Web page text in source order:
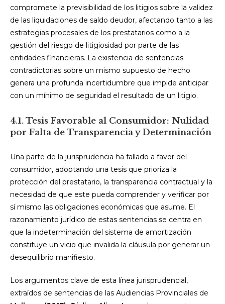
compromete la previsibilidad de los litigios sobre la validez
de las liquidaciones de saldo deudor, afectando tanto a las
estrategias procesales de los prestatarios como a la
gestión del riesgo de litigiosidad por parte de las
entidades financieras. La existencia de sentencias
contradictorias sobre un mismo supuesto de hecho
genera una profunda incertidumbre que impide anticipar
con un mínimo de seguridad el resultado de un litigio.
4.1. Tesis Favorable al Consumidor: Nulidad
por Falta de Transparencia y Determinación
Una parte de la jurisprudencia ha fallado a favor del
consumidor, adoptando una tesis que prioriza la
protección del prestatario, la transparencia contractual y la
necesidad de que este pueda comprender y verificar por
sí mismo las obligaciones económicas que asume. El
razonamiento jurídico de estas sentencias se centra en
que la indeterminación del sistema de amortización
constituye un vicio que invalida la cláusula por generar un
desequilibrio manifiesto.
Los argumentos clave de esta línea jurisprudencial,
extraídos de sentencias de las Audiencias Provinciales de